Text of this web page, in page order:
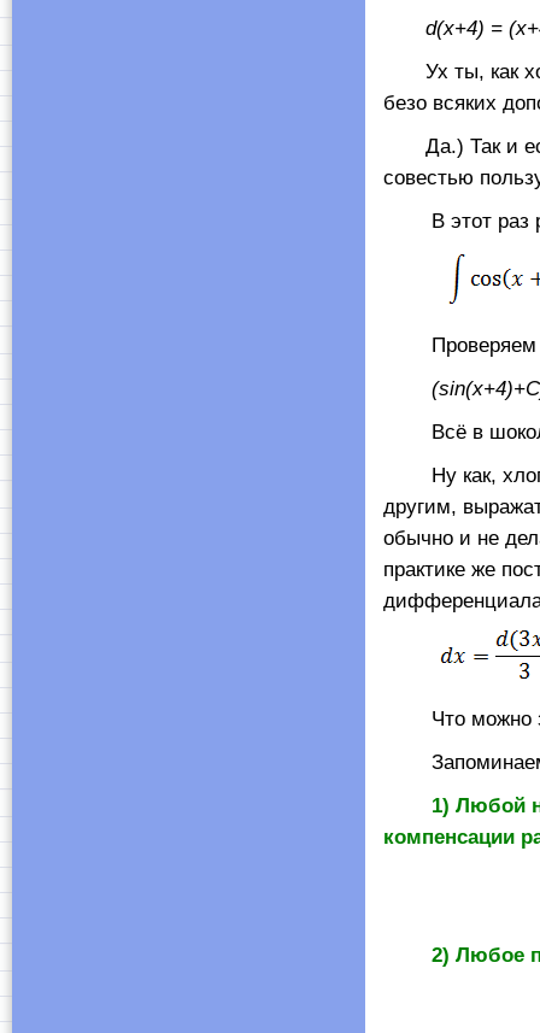
d(x+4) =
Ух ты, как
безо всяких
Да.) Так и
совестью
В этот раз
Проверяем
Всё в
Ну как,
другим,
обычно и не
практике же
Что можно
1) Любой
компенсации
2) Любое